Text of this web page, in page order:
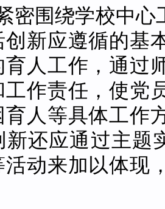
围绕学校中心
创新应遵循的基
育人工作，通过
工作责任，使党
育人等具体工作
还应通过主题
活动来加以体现